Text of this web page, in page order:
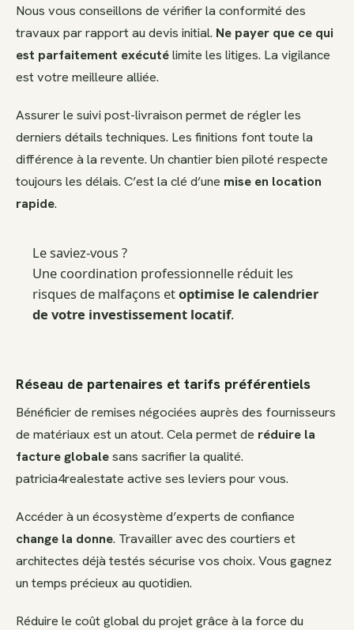
Nous vous conseillons de vérifier la conformité des
travaux par rapport au devis initial. Ne payer que ce qui
est parfaitement exécutélimite les litiges. La vigilance
est votre meilleure alliée.
Assurer le suivi post-livraison permet de régler les
derniers détails techniques. Les finitions font toute la
différence à la revente. Un chantier bien piloté respecte
toujours les délais. C’est la clé d’une mise en location
rapide.
Le saviez-vous ?
Une coordination professionnelle réduit les
risques de malfaçons etoptimise le calendrier
de votre investissement locatif.
Réseau de partenaires et tarifs préférentiels
Bénéficier de remises négociées auprès des fournisseurs
de matériaux est un atout. Cela permet de réduire la
facture globalesans sacrifier la qualité.
patricia4realestate active ses leviers pour vous.
Accéder à un écosystème d’experts de confiance
change la donne. Travailler avec des courtiers et
architectes déjà testés sécurise vos choix. Vous gagnez
un temps précieux au quotidien.
Réduire le coût global du projet grâce à la force du